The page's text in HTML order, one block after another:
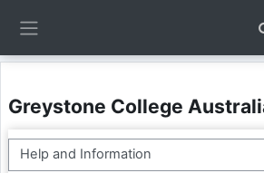
Greystone College
Categorie di corso